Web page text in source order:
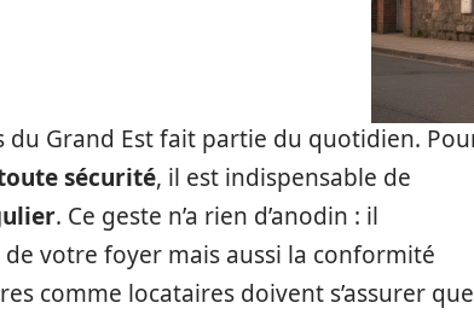
du Grand Est fait partie du quotidien.
sécurité, il est indispensable de
. Ce geste n’a rien d’anodin : il
votre foyer mais aussi la conformité
comme locataires doivent s’assurer que